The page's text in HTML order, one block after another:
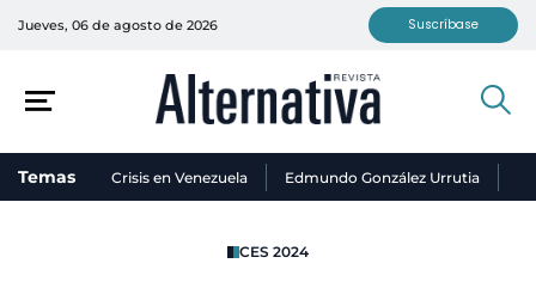
Jueves, 06 de agosto de 2026 Suscríbase
Temas Crisis en Venezuela Edmundo González Urrutia
CES 2024